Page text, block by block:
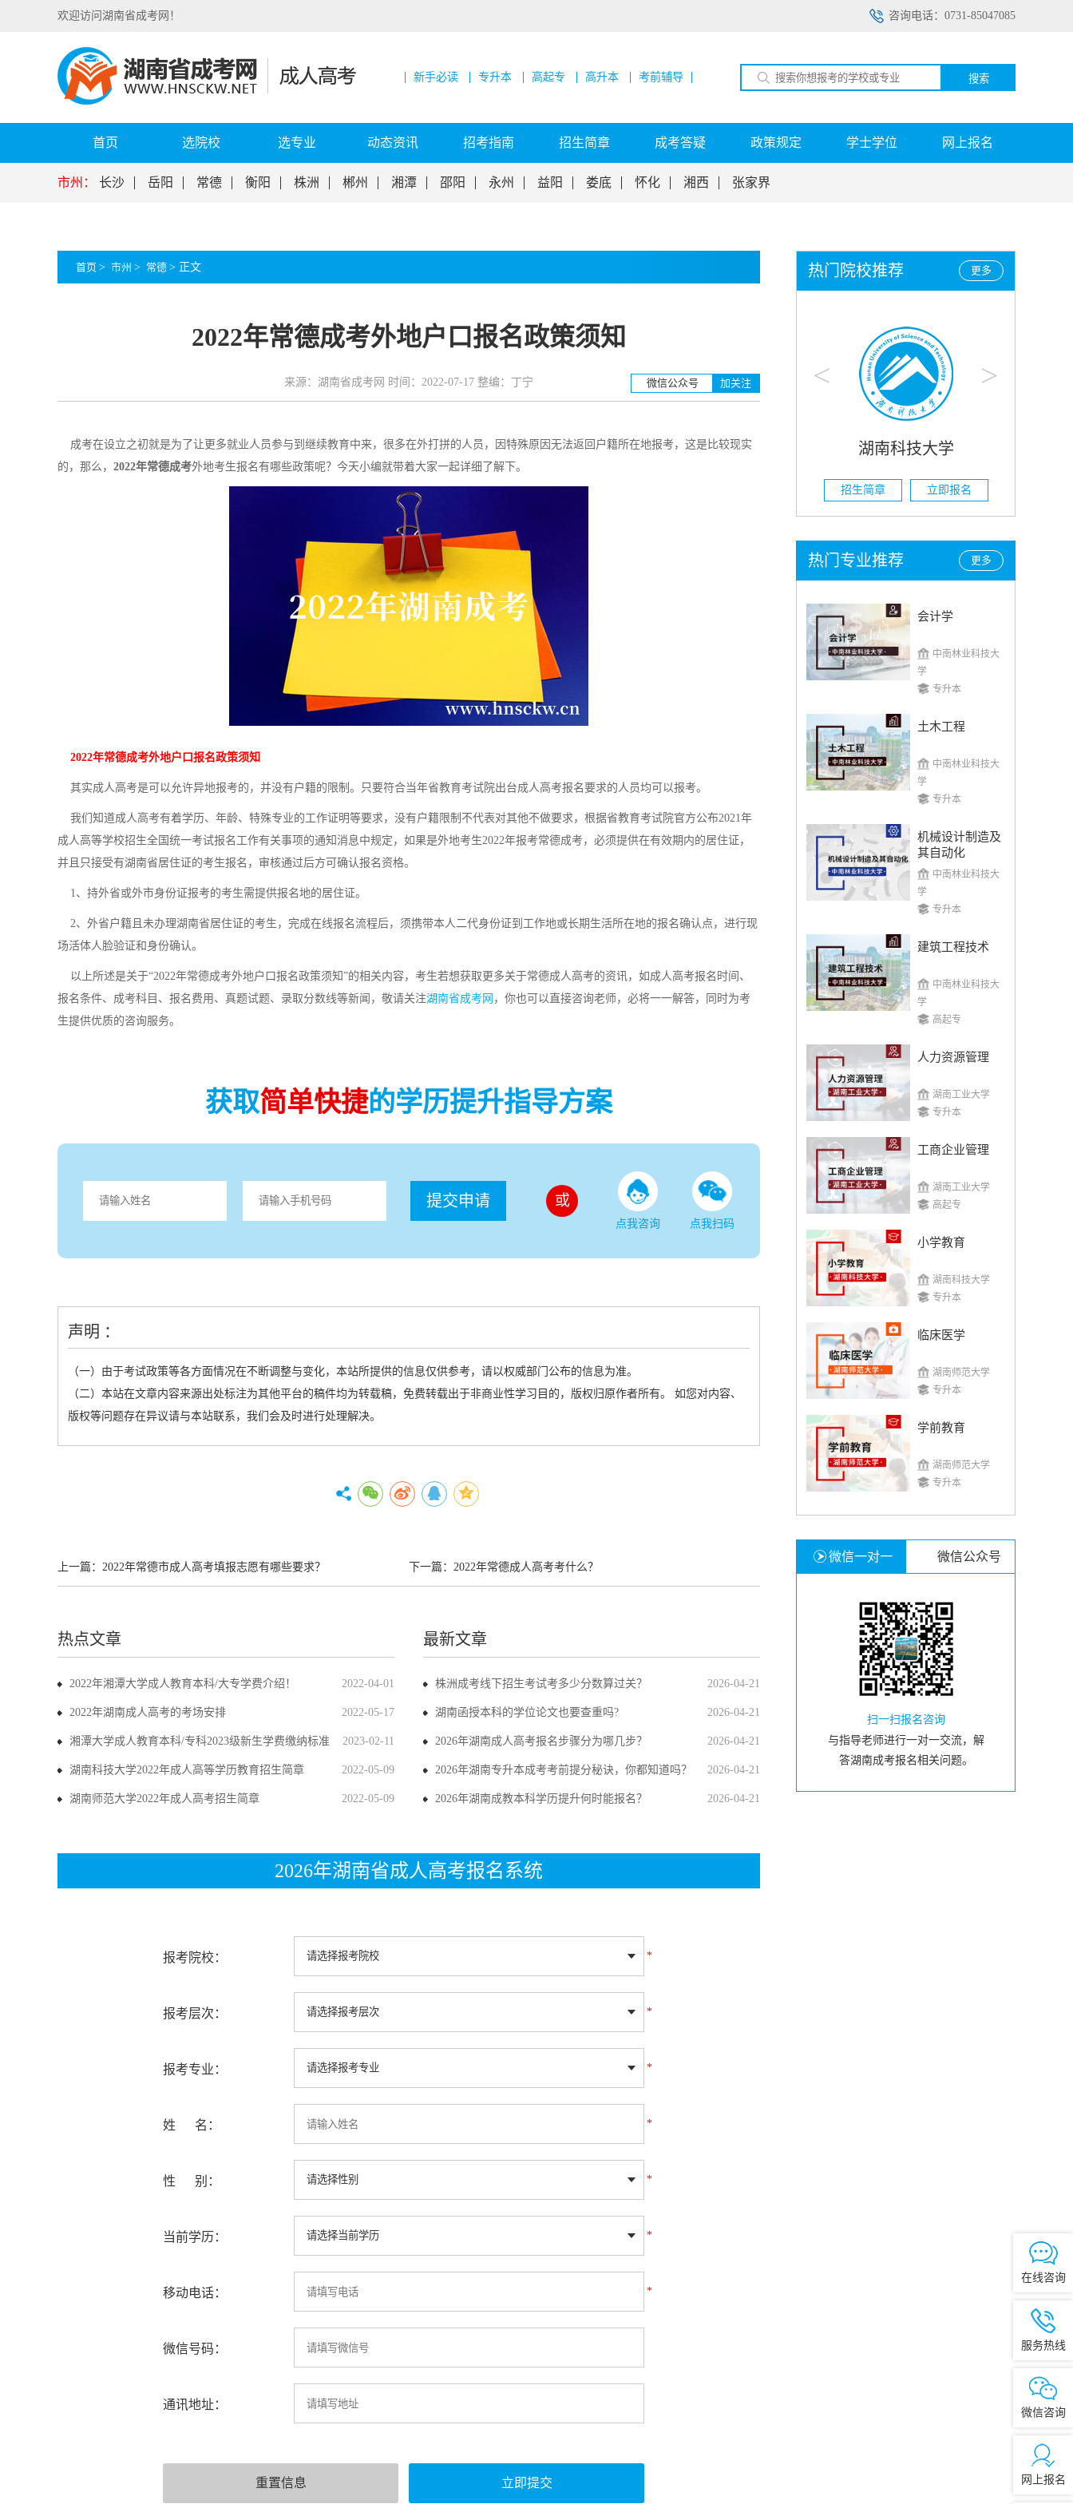
咨询电话：0731-85047085
欢迎访问湖南省成考网！
新手必读 专升本 高起专 高升本 考前辅导 搜索
首页 选院校 选专业 动态资讯 招考指南 招生简章 成考答疑 政策规定 学士学位 网上报名
市州： 长沙 岳阳 常德 衡阳 株洲 郴州 湘潭 邵阳 永州 益阳 娄底 怀化 湘西 张家界
首页 > 市州 > 常德 > 正文
2022年常德成考外地户口报名政策须知
来源：湖南省成考网 时间：2022-07-17 整编：丁宁 微信公众号 加关注
成考在设立之初就是为了让更多就业人员参与到继续教育中来，很多在外打拼的人员，因特殊原因无法返回户籍所在地报考，这是比较现实
的，那么， 2022年常德成考外地考生报名有哪些政策呢？今天小编就带着大家一起详细了解下。
2022年常德成考外地户口报名政策须知
其实成人高考是可以允许异地报考的，并没有户籍的限制。只要符合当年省教育考试院出台成人高考报名要求的人员均可以报考。
我们知道成人高考有着学历、年龄、特殊专业的工作证明等要求，没有户籍限制不代表对其他不做要求，根据省教育考试院官方公布2021年
成人高等学校招生全国统一考试报名工作有关事项的通知消息中规定，如果是外地考生2022年报考常德成考，必须提供在有效期内的居住证，
并且只接受有湖南省居住证的考生报名，审核通过后方可确认报名资格。
1、持外省或外市身份证报考的考生需提供报名地的居住证。
2、外省户籍且未办理湖南省居住证的考生，完成在线报名流程后，须携带本人二代身份证到工作地或长期生活所在地的报名确认点，进行现
场活体人脸验证和身份确认。
以上所述是关于“2022年常德成考外地户口报名政策须知”的相关内容，考生若想获取更多关于常德成人高考的资讯，如成人高考报名时间、
报名条件、成考科目、报名费用、真题试题、录取分数线等新闻，敬请关注湖南省成考网 ，你也可以直接咨询老师，必将一一解答，同时为考
生提供优质的咨询服务。
获取简单快捷的学历提升指导方案
提交申请 或
点我咨询 点我扫码
声明 ：
（一）由于考试政策等各方面情况在不断调整与变化，本站所提供的信息仅供参考，请以权威部门公布的信息为准。
（二）本站在文章内容来源出处标注为其他平台的稿件均为转载稿，免费转载出于非商业性学习目的，版权归原作者所有。 如您对内容、
版权等问题存在异议请与本站联系，我们会及时进行处理解决。
上一篇： 2022年常德市成人高考填报志愿有哪些要求？ 下一篇： 2022年常德成人高考考什么？
热点文章
2022-04-01
2022年湘潭大学成人教育本科/大专学费介绍！
2022-05-17
2022年湖南成人高考的考场安排
2023-02-11
湘潭大学成人教育本科/专科2023级新生学费缴纳标准
2022-05-09
湖南科技大学2022年成人高等学历教育招生简章
2022-05-09
湖南师范大学2022年成人高考招生简章
最新文章
2026-04-21
株洲成考线下招生考试考多少分数算过关？
2026-04-21
湖南函授本科的学位论文也要查重吗?
2026-04-21
2026年湖南成人高考报名步骤分为哪几步？
2026-04-21
2026年湖南专升本成考考前提分秘诀，你都知道吗？
2026-04-21
2026年湖南成教本科学历提升何时能报名？
2026年湖南省成人高考报名系统
报考院校： *
报考层次： *
报考专业： *
姓 名： *
性 别： *
当前学历： *
移动电话： *
微信号码：
通讯地址：
更多
热门院校推荐
< >
湖南工业大学
招生简章 立即报名
湖南科技大学 湖南农业大学
招生简章 立即报名
更多
热门专业推荐
会计学
中南林业科技大
学
专升本
土木工程
中南林业科技大
学
专升本
机械设计制造及
其自动化
中南林业科技大
学
专升本
建筑工程技术
中南林业科技大
学
高起专
人力资源管理
湖南工业大学
专升本
工商企业管理
湖南工业大学
高起专
小学教育
湖南科技大学
专升本
临床医学
湖南师范大学
专升本
学前教育
湖南师范大学
专升本
微信一对一 微信公众号
扫一扫报名咨询
与指导老师进行一对一交流，解
答湖南成考报名相关问题。
在线咨询
服务热线
微信咨询
网上报名